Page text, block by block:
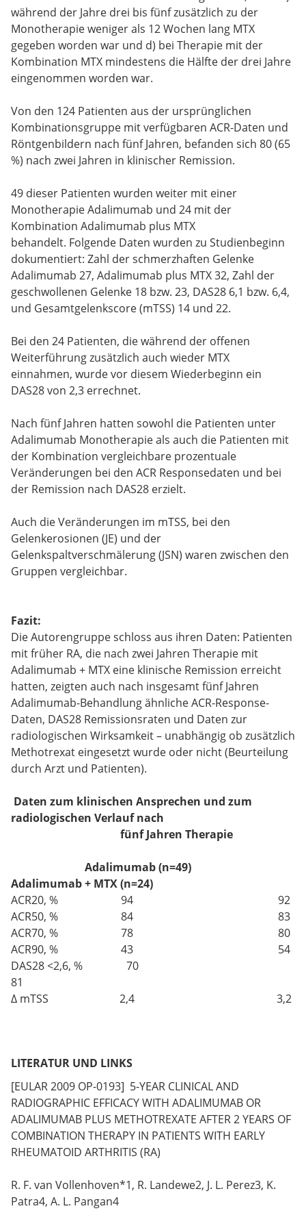
während der Jahre drei bis fünf zusätzlich zu der
Monotherapie weniger als 12 Wochen lang MTX
gegeben worden war und d) bei Therapie mit der
Kombination MTX mindestens die Hälfte der drei Jahre
eingenommen worden war.
Von den 124 Patienten aus der ursprünglichen
Kombinationsgruppe mit verfügbaren ACR-Daten und
Röntgenbildern nach fünf Jahren, befanden sich 80 (65
%) nach zwei Jahren in klinischer Remission.
49 dieser Patienten wurden weiter mit einer
Monotherapie Adalimumab und 24 mit der
Kombination Adalimumab plus MTX
behandelt. Folgende Daten wurden zu Studienbeginn
dokumentiert: Zahl der schmerzhaften Gelenke
Adalimumab 27, Adalimumab plus MTX 32, Zahl der
geschwollenen Gelenke 18 bzw. 23, DAS28 6,1 bzw. 6,4,
und Gesamtgelenkscore (mTSS) 14 und 22.
Bei den 24 Patienten, die während der offenen
Weiterführung zusätzlich auch wieder MTX
einnahmen, wurde vor diesem Wiederbeginn ein
DAS28 von 2,3 errechnet.
Nach fünf Jahren hatten sowohl die Patienten unter
Adalimumab Monotherapie als auch die Patienten mit
der Kombination vergleichbare prozentuale
Veränderungen bei den ACR Responsedaten und bei
der Remission nach DAS28 erzielt.
Auch die Veränderungen im mTSS, bei den
Gelenkerosionen (JE) und der
Gelenkspaltverschmälerung (JSN) waren zwischen den
Gruppen vergleichbar.
Fazit:
Die Autorengruppe schloss aus ihren Daten: Patienten
mit früher RA, die nach zwei Jahren Therapie mit
Adalimumab + MTX eine klinische Remission erreicht
hatten, zeigten auch nach insgesamt fünf Jahren
Adalimumab-Behandlung ähnliche ACR-Response-
Daten, DAS28 Remissionsraten und Daten zur
radiologischen Wirksamkeit – unabhängig ob zusätzlich
Methotrexat eingesetzt wurde oder nicht (Beurteilung
durch Arzt und Patienten).
Daten zum klinischen Ansprechen und zum
radiologischen Verlauf nach
fünf Jahren Therapie
Adalimumab (n=49)
Adalimumab + MTX (n=24)
ACR20, % 94 92
ACR50, % 84 83
ACR70, % 78 80
ACR90, % 43 54
DAS28 <2,6, % 70
81
∆ mTSS 2,4 3,2
LITERATUR UND LINKS
[EULAR 2009 OP-0193] 5-YEAR CLINICAL AND
RADIOGRAPHIC EFFICACY WITH ADALIMUMAB OR
ADALIMUMAB PLUS METHOTREXATE AFTER 2 YEARS OF
COMBINATION THERAPY IN PATIENTS WITH EARLY
RHEUMATOID ARTHRITIS (RA)
R. F. van Vollenhoven*1, R. Landewe2, J. L. Perez3, K.
Patra4, A. L. Pangan4